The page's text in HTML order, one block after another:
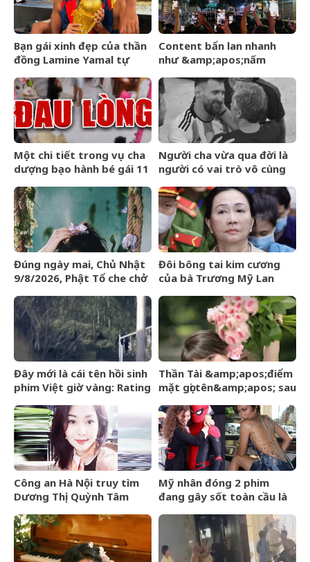
Bạn gái xinh đẹp của thần
đồng Lamine Yamal tự
khoẻ đáng lo
Content bẩn lan nhanh
như &amp;apos;nấm
nhiệm của người dùng
mạng?
Một chi tiết trong vụ cha
dượng bạo hành bé gái 11
xót xa: Đây có lẽ là điều
khiến con đau lòng nhất
Người cha vừa qua đời là
người có vai trò vô cùng
đại của Messi
Đúng ngày mai, Chủ Nhật
9/8/2026, Phật Tổ che chở
&amp;apos;đạp trúng mỏ
vàng&amp;apos;, sự
nghiệp vượng phát
Đôi bông tai kim cương
của bà Trương Mỹ Lan
đồng
Đây mới là cái tên hồi sinh
phim Việt giờ vàng: Rating
đút túi 3 tỷ mỗi tập
Thần Tài &amp;apos;điểm
mặt gọi tên&amp;apos; sau
lộc nhiều hơn sông, chính
thức hết khổ
Công an Hà Nội truy tìm
Dương Thị Quỳnh Tâm
Mỹ nhân đóng 2 phim
đang gây sốt toàn cầu là
&amp;apos;Người
Nhện&amp;apos;